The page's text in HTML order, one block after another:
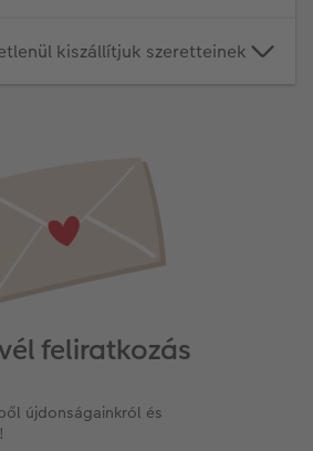
kiszállítjuk szeretteinek
feliratkozás
újdonságainkról és